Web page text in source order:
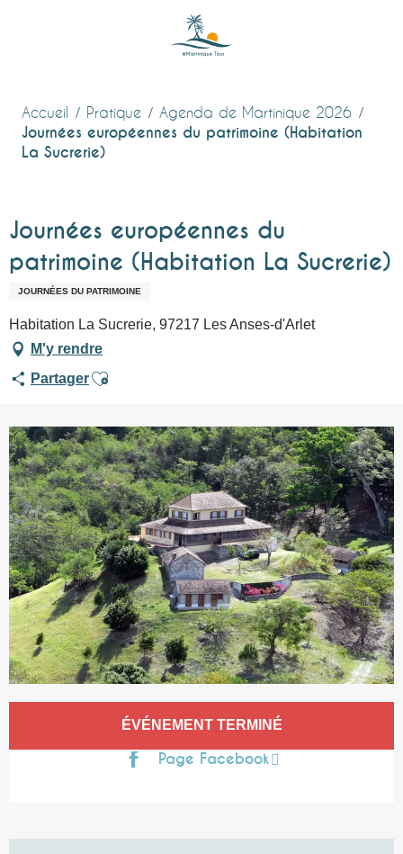
Accueil Pratique Agenda de Martinique 2026
Journées européennes du patrimoine (Habitation
La Sucrerie)
Journées européennes du
patrimoine (Habitation La Sucrerie)
JOURNÉES DU PATRIMOINE
Habitation La Sucrerie, 97217 Les Anses-d'Arlet
M'y rendre
PartagerAjouter aux favoris
Ouverture et coordonnées
ÉVÉNEMENT TERMINÉ
Page Facebook